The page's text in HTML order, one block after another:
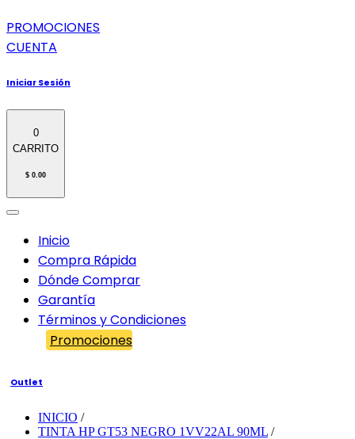
PROMOCIONES
CUENTA
Iniciar Sesión
0
CARRITO
$ 0.00
Inicio
Compra Rápida
Dónde Comprar
Garantía
Términos y Condiciones
Promociones
Outlet
INICIO /
TINTA HP GT53 NEGRO 1VV22AL 90ML /